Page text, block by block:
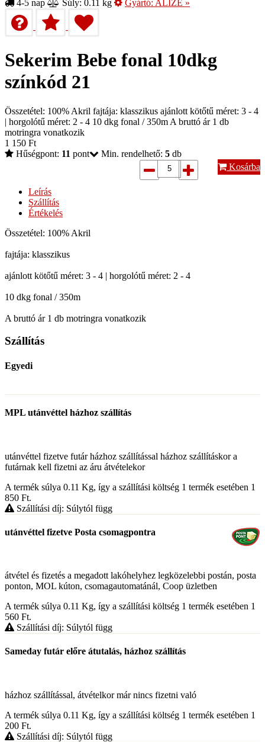
4-5 nap Súly: 0.11 kg Gyártó: ALIZE »
Sekerim Bebe fonal 10dkg
színkód 21
Összetétel: 100% Akril fajtája: klasszikus ajánlott kötőtű méret: 3 - 4
| horgolótű méret: 2 - 4 10 dkg fonal / 350m A bruttó ár 1 db
motringra vonatkozik
1 150 Ft
Hűségpont: 11 pont Min. rendelhető: 5 db
Kosárba
Leírás
Szállítás
Értékelés
Összetétel: 100% Akril
fajtája: klasszikus
ajánlott kötőtű méret: 3 - 4 | horgolótű méret: 2 - 4
10 dkg fonal / 350m
A bruttó ár 1 db motringra vonatkozik
Szállítás
Egyedi
MPL utánvéttel házhoz szállítás
utánvéttel fizetve futár házhoz szállítással házhoz szállításkor a
futárnak kell fizetni az áru átvételekor
A termék súlya 0.11 Kg, így a szállítási költség 1 termék esetében 1
850 Ft.
Szállítási díj: Súlytól függ
utánvéttel fizetve Posta csomagpontra
átvétel és fizetés a megadott lakóhelyhez legközelebbi postán, posta
ponton, MOL kúton, csomagautomatánál, Coop üzletben
A termék súlya 0.11 Kg, így a szállítási költség 1 termék esetében 1
560 Ft.
Szállítási díj: Súlytól függ
Sameday futár előre átutalás, házhoz szállítás
házhoz szállítással, átvételkor már nincs fizetni való
A termék súlya 0.11 Kg, így a szállítási költség 1 termék esetében 1
200 Ft.
Szállítási díj: Súlytól függ